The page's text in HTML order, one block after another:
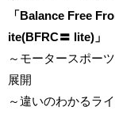
「Balance Free
ite(BFRC〓 lite)」
～モータースポー
展開
～違いのわかるラ